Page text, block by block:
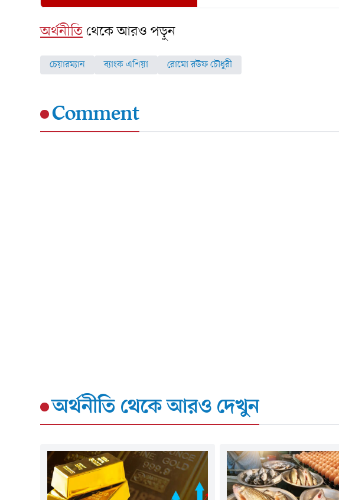
অর্থনীতিথেকে আরও পড়ুন
চেয়ারম্যান ব্যাংক এশিয়া রোমো রউফ চৌধুরী
Comment
অর্থনীতি থেকে আরও দেখুন